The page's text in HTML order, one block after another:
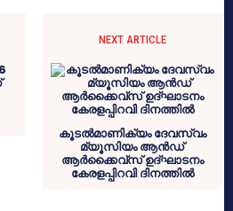
NEXT ARTICLE
കൂടൽമാണിക്യം ദേവസ്വം
മ്യൂസിയം ആൻഡ്
ആർക്കൈവ്സ് ഉദ്‌ഘാടനം
കേരളപ്പിറവി ദിനത്തിൽ